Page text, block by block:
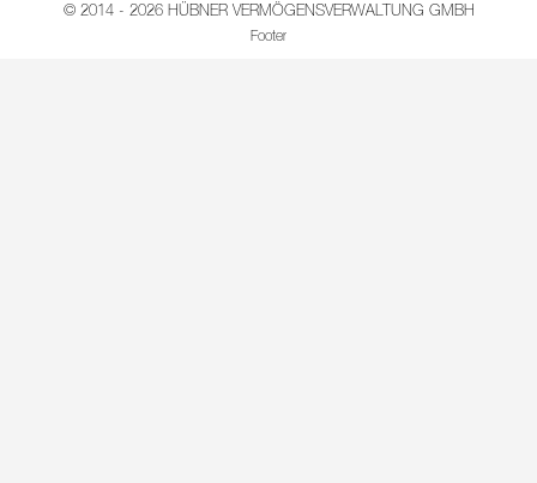
© 2014 - 2026 HÜBNER VERMÖGENSVERWALTUNG GMBH
Footer